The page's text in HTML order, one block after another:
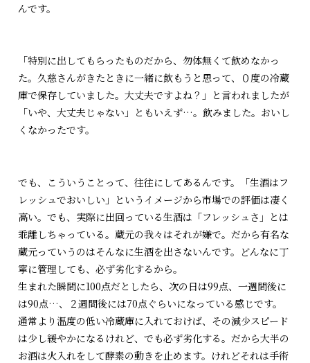
んです。
「特別に出してもらったものだから、勿体無くて飲めなかっ
た。久慈さんがきたときに一緒に飲もうと思って、０度の冷蔵
庫で保存していました。大丈夫ですよね？」と言われましたが
「いや、大丈夫じゃない」ともいえず…。飲みました。おいし
くなかったです。
でも、こういうことって、往往にしてあるんです。「生酒はフ
レッシュでおいしい」というイメージから市場での評価は凄く
高い。でも、実際に出回っている生酒は「フレッシュさ」とは
乖離しちゃっている。蔵元の我々はそれが嫌で。だから有名な
蔵元っていうのはそんなに生酒を出さないんです。どんなに丁
寧に管理しても、必ず劣化するから。
生まれた瞬間に100点だとしたら、次の日は99点、一週間後に
は90点…、２週間後には70点ぐらいになっている感じです。
通常より温度の低い冷蔵庫に入れておけば、その減少スピード
は少し緩やかになるけれど、でも必ず劣化する。だから大半の
お酒は火入れをして酵素の動きを止めます。けれどそれは手術